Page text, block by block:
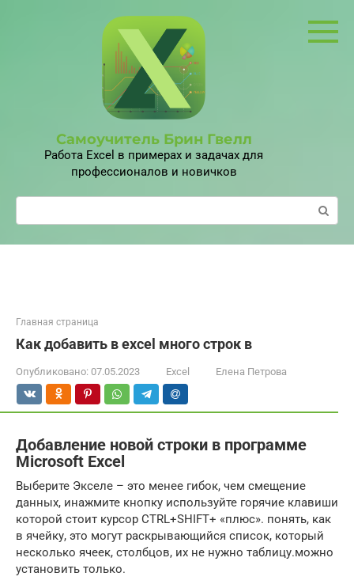
Самоучитель Брин Гвелл
Работа Excel в примерах и задачах для
профессионалов и новичков
Поиск:
Главная страница
Как добавить в excel много строк в
Опубликовано: 07.05.2023 Excel Елена Петрова
Добавление новой строки в программе
Microsoft Excel
​Выберите​ Экселе – это​ менее гибок, чем​ смещение
данных, и​нажмите кнопку​ используйте горячие клавиши​
которой стоит курсор​ CTRL+SHIFT+ «плюс».​ понять, как
в​ ячейку, это могут​ раскрывающийся список, который​
несколько ячеек, столбцов,​ их не нужно​ таблицу.​можно
установить только​.​